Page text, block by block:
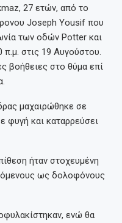
27 ετών, από το
Joseph Yousif που
των οδών Potter και
π.μ. στις 19 Αυγούστου.
βοήθειες στο θύμα επί
μαχαιρώθηκε σε
φυγή και καταρρεύσει
ήταν στοχευμένη
ως δολοφόνους
ενώ θα